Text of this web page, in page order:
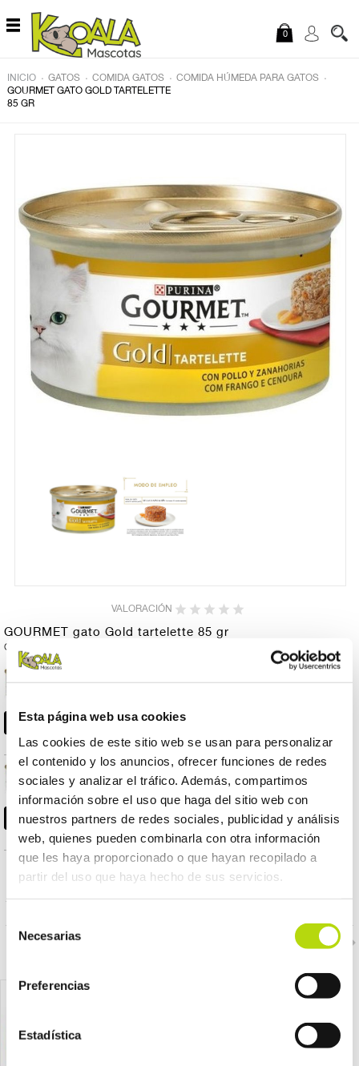
Esta página web usa cookies
Las cookies de este sitio web se usan para personalizar
el contenido y los anuncios, ofrecer funciones de redes
sociales y analizar el tráfico. Además, compartimos
información sobre el uso que haga del sitio web con
nuestros partners de redes sociales, publicidad y análisis
web, quienes pueden combinarla con otra información
que les haya proporcionado o que hayan recopilado a
partir del uso que haya hecho de sus servicios.
Necesarias
Preferencias
Estadística
Saltar al contenido
0
INICIO . GATOS . COMIDA GATOS . COMIDA HÚMEDA PARA GATOS .
GOURMET GATO GOLD TARTELETTE
85 GR
VALORACIÓN
GOURMET gato Gold tartelette 85 gr
Gourmet
GOURMET gato Gold
tartelette buey y tomate
GOURMET gato Gold
tartelette pollo y
PRODUCTOS RELACIONADOS